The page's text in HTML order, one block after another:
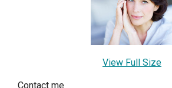
View Full Size
Contact me